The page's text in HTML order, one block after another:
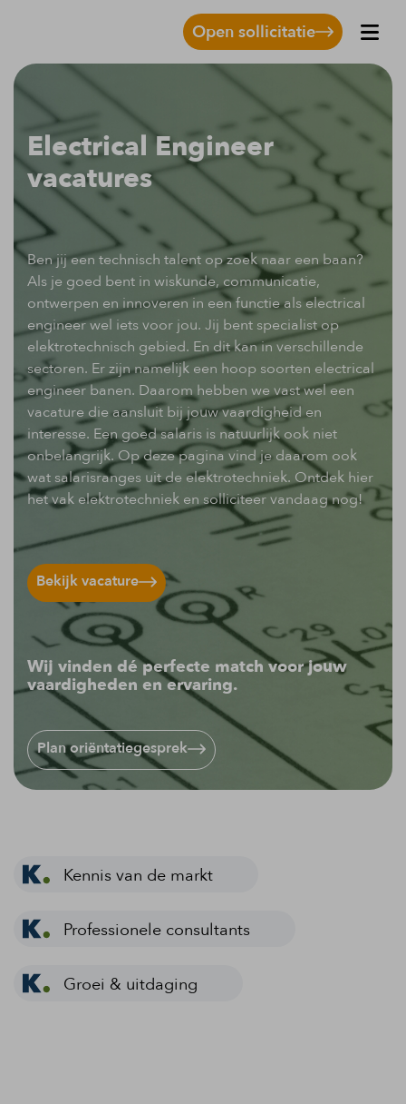
Open sollicitatie
Electrical Engineer
vacatures
Ben jij een technisch talent op zoek naar een baan?
Als je goed bent in wiskunde, communicatie,
ontwerpen en innoveren in een functie als electrical
engineer wel iets voor jou. Jij bent specialist op
elektrotechnisch gebied. En dit kan in verschillende
sectoren. Er zijn namelijk een hoop soorten electrical
engineer banen. Daarom hebben we vast wel een
vacature die aansluit bij jouw vaardigheid en
interesse. Een goed salaris is natuurlijk ook niet
onbelangrijk. Op deze pagina vind je daarom ook
wat salarisranges uit de elektrotechniek. Ontdek hier
het vak elektrotechniek en solliciteer vandaag nog!
Bekijk vacature
Wij vinden dé perfecte match voor jouw
vaardigheden en ervaring.
Plan oriëntatiegesprek
Kennis van de markt
Professionele consultants
Groei & uitdaging